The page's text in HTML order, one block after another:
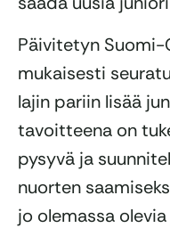
Päivitetyn
mukaisesti
lajin pariin lisää
tavoitteena on
pysyvä ja
nuorten
jo olemassa